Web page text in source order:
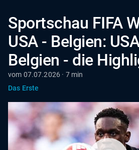
Sportschau FIFA
USA - Belgien:
Belgien - die
vom 07.07.2026 · 7 min
Das Erste